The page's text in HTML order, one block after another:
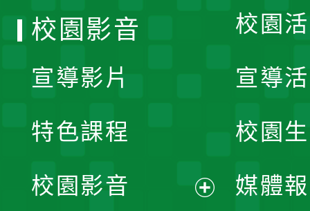
校園
宣導
校園
媒體
校園影音
宣導影片
特色課程
校園影音